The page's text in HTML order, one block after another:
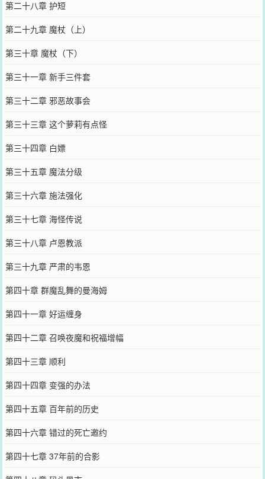
第二十八章 护短
第二十九章 魔杖（上）
第三十章 魔杖（下）
第三十一章 新手三件套
第三十二章 邪恶故事会
第三十三章 这个萝莉有点怪
第三十四章 白嫖
第三十五章 魔法分级
第三十六章 施法强化
第三十七章 海怪传说
第三十八章 卢恩教派
第三十九章 严肃的韦恩
第四十章 群魔乱舞的曼海姆
第四十一章 好运缠身
第四十二章 召唤夜魔和祝福增幅
第四十三章 顺利
第四十四章 变强的办法
第四十五章 百年前的历史
第四十六章 错过的死亡邀约
第四十七章 37年前的合影